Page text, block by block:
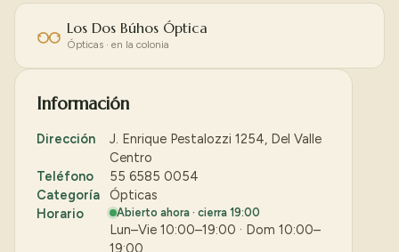
Los Dos Búhos Óptica
Ópticas · en la colonia
Información
Dirección
J. Enrique Pestalozzi 1254, Del Valle
Centro
Teléfono
55 6585 0054
Categoría
Ópticas
Horario
Abierto ahora · cierra 19:00
Lun–Vie 10:00–19:00 · Dom 10:00–
19:00